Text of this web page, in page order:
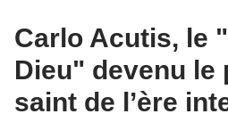
Carlo Acutis, le
Dieu" devenu le
saint de l’ère